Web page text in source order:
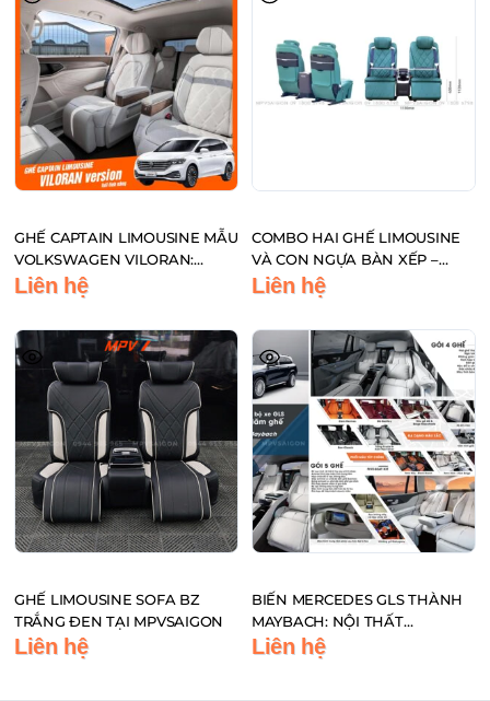
GHẾ CAPTAIN LIMOUSINE MẪU
VOLKSWAGEN VILORAN:
TRÔNG ĐƠN GIẢN MÀ NGỒI
SIÊU THOẢI MÁI FULL TÍNH
NĂNG
Liên hệ
COMBO HAI GHẾ LIMOUSINE
VÀ CON NGỰA BÀN XẾP –
NÂNG CẤP 7 CHỖ THÀNH 4
CHỖ THƯƠNG GIA
Liên hệ
GHẾ LIMOUSINE SOFA BZ
TRẮNG ĐEN TẠI MPVSAIGON
Liên hệ
BIẾN MERCEDES GLS THÀNH
MAYBACH: NỘI THẤT
LIMOUSINE, TIỆN NGHI CAO
CẤP VÀ CÔNG THÁI HỌC
Liên hệ